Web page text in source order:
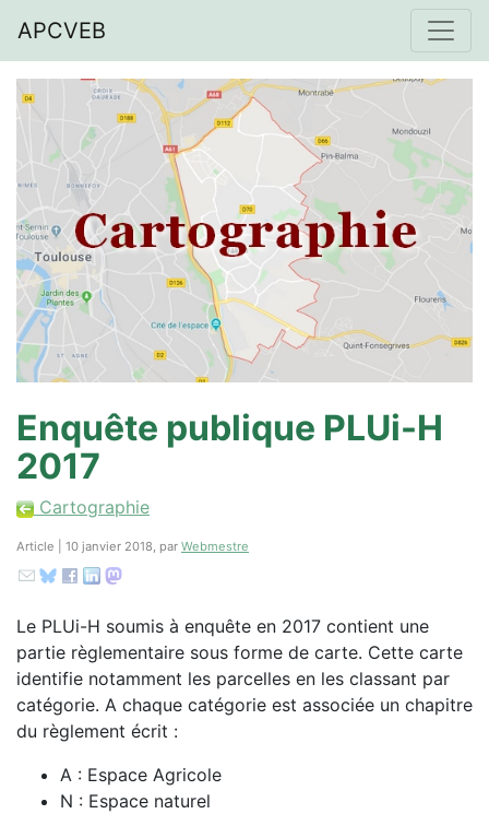
APCVEB
Enquête publique PLUi-H
2017
Cartographie
Article | 10 janvier 2018, par Webmestre
Le PLUi-H soumis à enquête en 2017 contient une
partie règlementaire sous forme de carte. Cette carte
identifie notamment les parcelles en les classant par
catégorie. A chaque catégorie est associée un chapitre
du règlement écrit :
A : Espace Agricole
N : Espace naturel